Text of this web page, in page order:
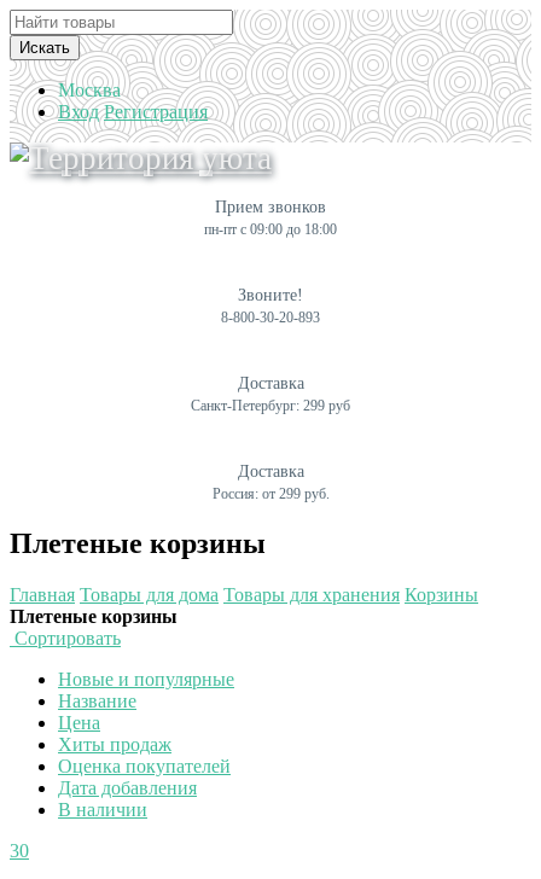
Искать
Москва
Вход Регистрация
Прием звонков
пн-пт с 09:00 до 18:00
Звоните!
8-800-30-20-893
Доставка
Санкт-Петербург: 299 руб
Доставка
Россия: от 299 руб.
Плетеные корзины
Главная Товары для дома Товары для хранения Корзины
Плетеные корзины
Сортировать
Новые и популярные
Название
Цена
Хиты продаж
Оценка покупателей
Дата добавления
В наличии
30